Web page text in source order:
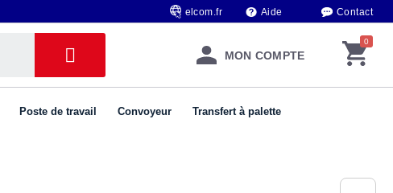
elcom.fr Aide Contact
MON COMPTE
Poste de travail Convoyeur Transfert à palette